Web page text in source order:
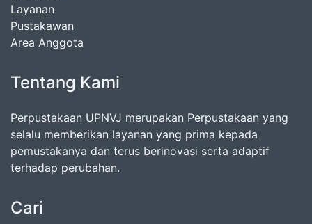
Layanan
Pustakawan
Area Anggota
Tentang Kami
Perpustakaan UPNVJ merupakan Perpustakaan yang
selalu memberikan layanan yang prima kepada
pemustakanya dan terus berinovasi serta adaptif
terhadap perubahan.
Cari